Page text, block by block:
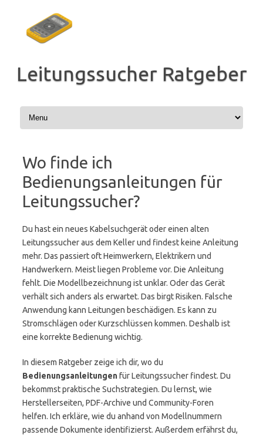
springen
Leitungssucher Ratgeber
Wo finde ich
Bedienungsanleitungen für
Leitungssucher?
Du hast ein neues Kabelsuchgerät oder einen alten
Leitungssucher aus dem Keller und findest keine Anleitung
mehr. Das passiert oft Heimwerkern, Elektrikern und
Handwerkern. Meist liegen Probleme vor. Die Anleitung
fehlt. Die Modellbezeichnung ist unklar. Oder das Gerät
verhält sich anders als erwartet. Das birgt Risiken. Falsche
Anwendung kann Leitungen beschädigen. Es kann zu
Stromschlägen oder Kurzschlüssen kommen. Deshalb ist
eine korrekte Bedienung wichtig.
In diesem Ratgeber zeige ich dir, wo du
Bedienungsanleitungenfür Leitungssucher findest. Du
bekommst praktische Suchstrategien. Du lernst, wie
Herstellerseiten, PDF-Archive und Community-Foren
helfen. Ich erkläre, wie du anhand von Modellnummern
passende Dokumente identifizierst. Außerdem erfährst du,